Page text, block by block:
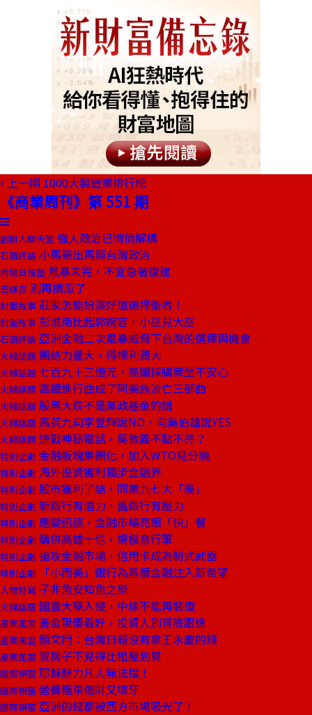
上一期 1000大製造業排行榜
《商業周刊》第 551 期
創辦人聊天室 強人政治已悄悄解構
石頭評論 小馬哥出馬與台灣政治
商場自慢塾 風暴未完，不宜急著復建
去梯言 別再摘瓜了
封面故事 莊家怎能扮演好道德捍衛者！
封面故事 彭淮南比起郭婉容，小巫見大巫
石頭評論 亞洲金融二次風暴威脅下台灣的選擇與機會
火線話題 團結力量大，得標利潤大
火線話題 七百九十三億元，高鐵採購案坐不安心
火線話題 高鐵進行曲成了阿美族流亡三部曲
火線話題 股票大跌不是黨政基金的錯
火線話題 馬英九向李登輝說NO，向吳伯雄說YES
火線話題 連戰神秘電話，吳敦義不點不亮？
特別企劃 金融板塊集團化，加入WTO見分曉
特別企劃 海外投資獲利獨步金融界
特別企劃 股市獲利了結，同業九七大「羨」
特別企劃 新銀行有潛力，舊銀行有壓力
特別企劃 應變迅速，金融市場亮眼「快」餐
特別企劃 購併高雄十信，規模意行軍
特別企劃 搶攻金融市場，信用卡成為制式武器
特別企劃 「小而美」銀行為基層金融注入新希望
人物特寫 子非魚安知魚之樂
火線話題 國豐大舉入侵，中橡不能再裝傻
產業風雲 黃金現價看好，投資人別冒險跟進
產業風雲 顏文閂：台灣日報沒有拿王永慶的錢
產業風雲 買房子不見得比租屋划算
國際視窗 耶穌魅力凡人無法擋！
國際視窗 營養糖果傷財又壞牙
國際視窗 亞洲的錢都被西方市場吸光了！